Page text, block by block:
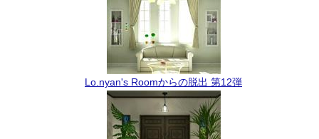
Lo.nyan's Roomからの脱出 第12弾